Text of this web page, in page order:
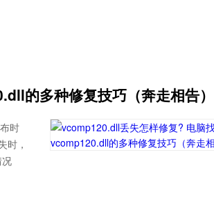
的多种修复技巧（奔走相告）
时
时，